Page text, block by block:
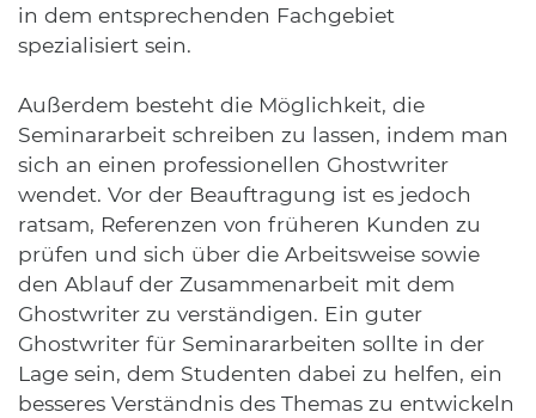
in dem entsprechenden Fachgebiet
spezialisiert sein.
Außerdem besteht die Möglichkeit, die
Seminararbeit schreiben zu lassen, indem man
sich an einen professionellen Ghostwriter
wendet. Vor der Beauftragung ist es jedoch
ratsam, Referenzen von früheren Kunden zu
prüfen und sich über die Arbeitsweise sowie
den Ablauf der Zusammenarbeit mit dem
Ghostwriter zu verständigen. Ein guter
Ghostwriter für Seminararbeiten sollte in der
Lage sein, dem Studenten dabei zu helfen, ein
besseres Verständnis des Themas zu entwickeln